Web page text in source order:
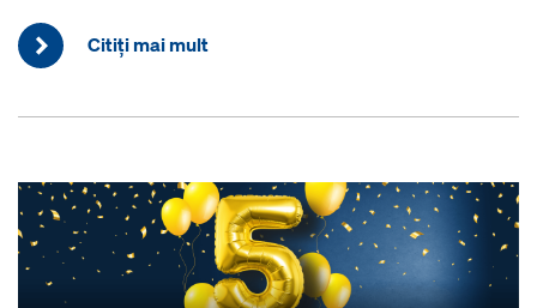
Citiţi mai mult